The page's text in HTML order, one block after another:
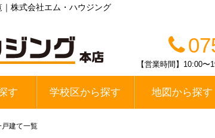
株式会社エム・ハウジング
【営業時間】10:00
す 学校区から探す 地図から探す
建て一覧